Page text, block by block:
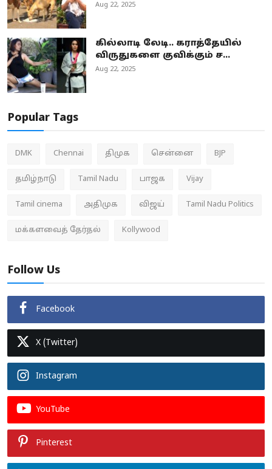
Aug 22, 2025
கில்லாடி லேடி.. கராத்தேயில்
விருதுகளை குவிக்கும் ச...
Aug 22, 2025
Popular Tags
DMK Chennai திமுக சென்னை BJP
தமிழ்நாடு Tamil Nadu பாஜக Vijay
Tamil cinema அதிமுக விஜய் Tamil Nadu Politics
மக்களவைத் தேர்தல் Kollywood
Follow Us
Facebook
X (Twitter)
Instagram
YouTube
Pinterest